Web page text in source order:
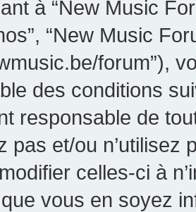
à “New Music
“New Music
forum”),
des conditions
responsable de
pas et/ou
celles-ci à
vous en soyez